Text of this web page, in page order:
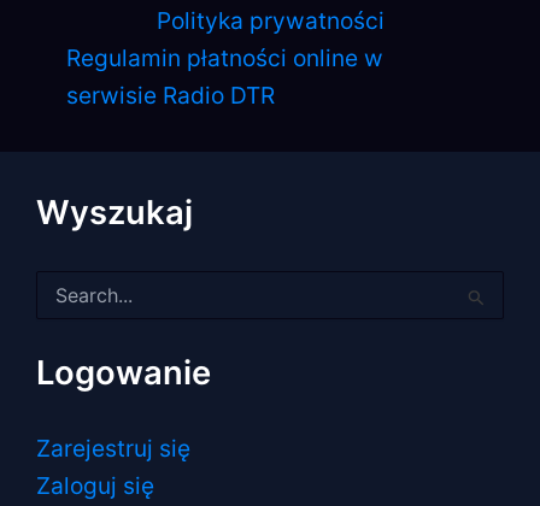
Polityka prywatności
Regulamin płatności online w
serwisie Radio DTR
Wyszukaj
dla:
Logowanie
Zarejestruj się
Zaloguj się